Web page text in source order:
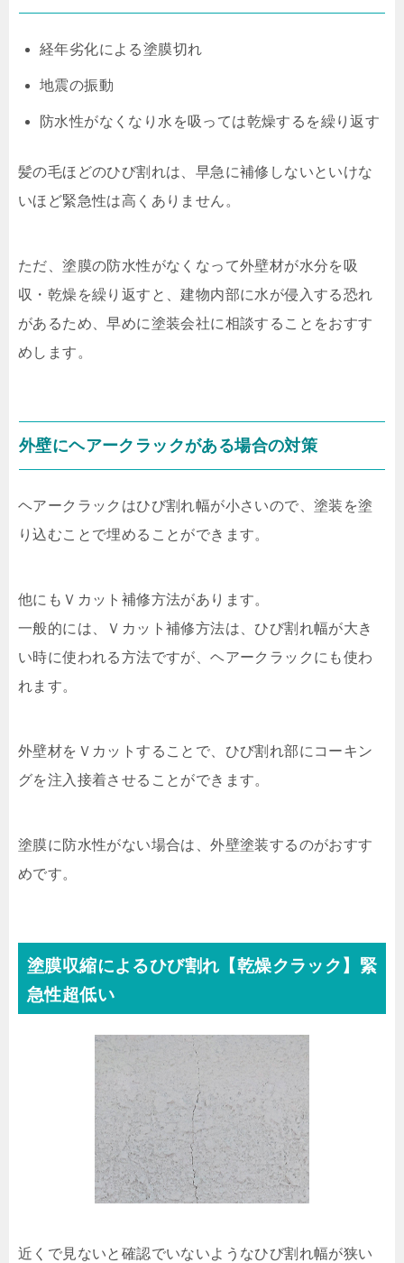
経年劣化による塗膜切れ
地震の振動
防水性がなくなり水を吸っては乾燥するを繰り返す
髪の毛ほどのひび割れは、早急に補修しないといけな
いほど緊急性は高くありません。
ただ、塗膜の防水性がなくなって外壁材が水分を吸
収・乾燥を繰り返すと、建物内部に水が侵入する恐れ
があるため、早めに塗装会社に相談することをおすす
めします。
外壁にヘアークラックがある場合の対策
ヘアークラックはひび割れ幅が小さいので、塗装を塗
り込むことで埋めることができます。
他にもＶカット補修方法があります。
一般的には、Ｖカット補修方法は、ひび割れ幅が大き
い時に使われる方法ですが、ヘアークラックにも使わ
れます。
外壁材をＶカットすることで、ひび割れ部にコーキン
グを注入接着させることができます。
塗膜に防水性がない場合は、外壁塗装するのがおすす
めです。
塗膜収縮によるひび割れ【乾燥クラック】緊
急性超低い
近くで見ないと確認でいないようなひび割れ幅が狭い